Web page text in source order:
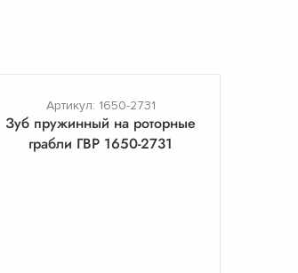
Артикул: 1650-2731
Зуб пружинный на роторные
грабли ГВР 1650-2731